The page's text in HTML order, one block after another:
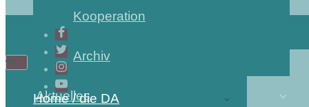
Kooperation
Archiv
Aktuelles
Home / die DA